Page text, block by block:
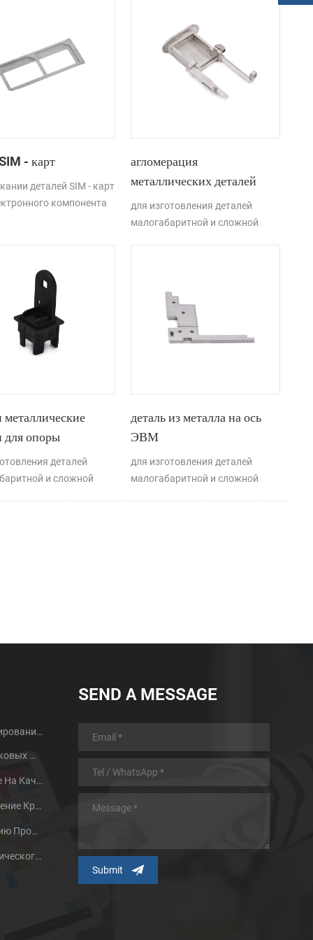
- карт
деталей SIM - карт
компонента
производства
малого и сложного
агломерация
металлических деталей
для изготовления деталей
малогабаритной и сложной
металлические
для опоры
машины
деталей
и сложной
деталь из металла на ось
ЭВМ
для изготовления деталей
малогабаритной и сложной
Руководство По Проектированию Деталей MIM И Преимущества
Термообработка Порошковых Металлов
Два Фактора, Влияющие На Качество Спекания Порошковой Металлургии
Исследования И Применение Крупного Литья Металла
Способствовать Развитию Процесса Формирования Металлического Порошка Путем Инъекций
Влияние Частиц Металлического Порошка И Методов Их Подготовки На Технологию MIM
SEND A MESSAGE